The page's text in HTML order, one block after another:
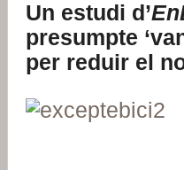
Un estudi d’
presumpte
per reduir el